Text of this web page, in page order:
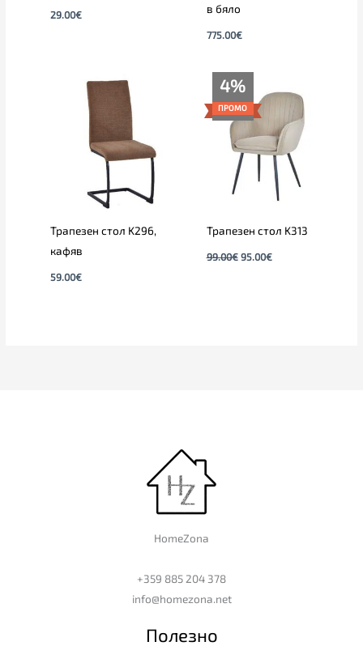
29.00€
в бяло
775.00€
Трапезен стол K296,
кафяв
59.00€
4%
ПРОМО
Трапезен стол K313
99.00€
Original
price
was:
99.00€.
95.00€
цена
95.00€.
HomeZona
+359 885 204 378
info@homezona.net
Полезно